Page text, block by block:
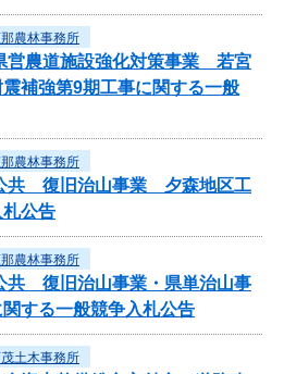
農林事務所
営農道施設強化対策事業 若宮
補強第9期工事に関する一般
農林事務所
共 復旧治山事業 夕森地区工
公告
農林事務所
共 復旧治山事業・県単治山事
する一般競争入札公告
土木事務所